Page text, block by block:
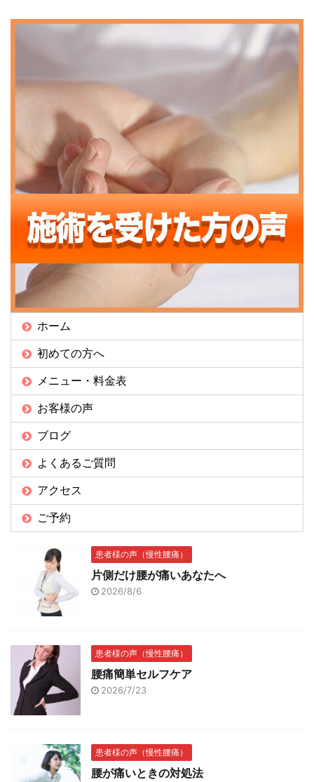
ホーム
初めての方へ
メニュー・料金表
お客様の声
ブログ
よくあるご質問
アクセス
ご予約
患者様の声（慢性腰痛）
片側だけ腰が痛いあなたへ
2026/8/6
患者様の声（慢性腰痛）
腰痛簡単セルフケア
2026/7/23
患者様の声（慢性腰痛）
腰が痛いときの対処法